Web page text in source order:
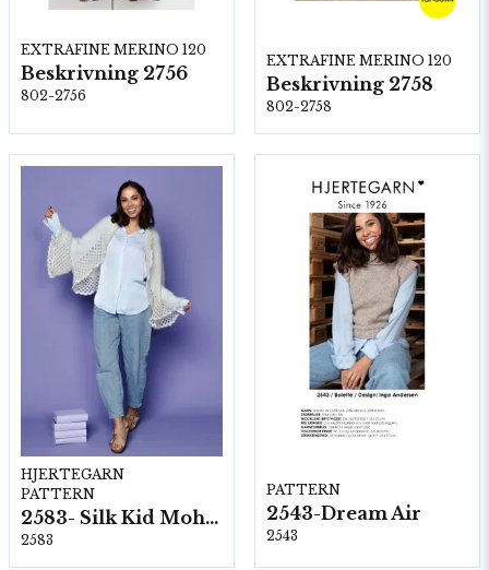
EXTRAFINE MERINO 120
Beskrivning 2756
802-2756
EXTRAFINE MERINO 120
Beskrivning 2758
802-2758
HJERTEGARN
PATTERN
2583- Silk Kid Mohair
2583
PATTERN
2543-Dream Air
2543